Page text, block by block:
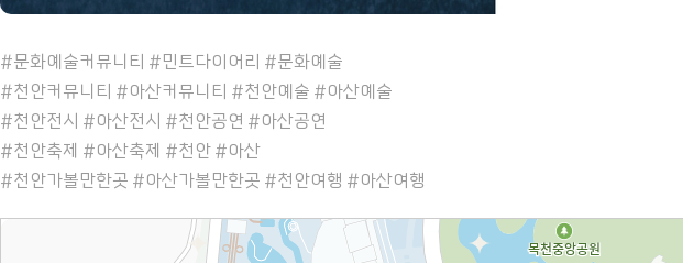
#문화예술커뮤니티 #민트다이어리 #문화예술
#천안커뮤니티 #아산커뮤니티 #천안예술 #아산예술
#천안전시 #아산전시 #천안공연 #아산공연
#천안축제 #아산축제 #천안 #아산
#천안가볼만한곳 #아산가볼만한곳 #천안여행 #아산여행